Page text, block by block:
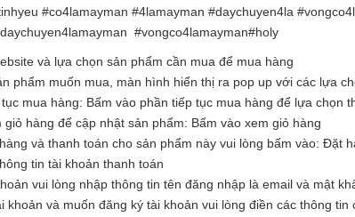
#co4lamayman #4lamayman #daychuyen4la
#vongco4lamayman#holy
và lựa chọn sản phẩm cần mua để mua hàng
phẩm muốn mua, màn hình hiển thị ra pop up với các lựa
mua hàng: Bấm vào phần tiếp tục mua hàng để lựa chọn
giỏ hàng để cập nhật sản phẩm: Bấm vào xem giỏ hàng
và thanh toán cho sản phẩm này vui lòng bấm vào: Đặt
tin tài khoản thanh toán
vui lòng nhập thông tin tên đăng nhập là email và mật
khoản và muốn đăng ký tài khoản vui lòng điền các thông